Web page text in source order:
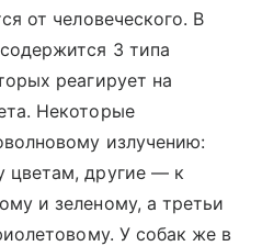
от человеческого. В
3 типа
реагирует на
Некоторые
излучению:
цветам, другие —к
и зеленому, а третьи
У собак же в